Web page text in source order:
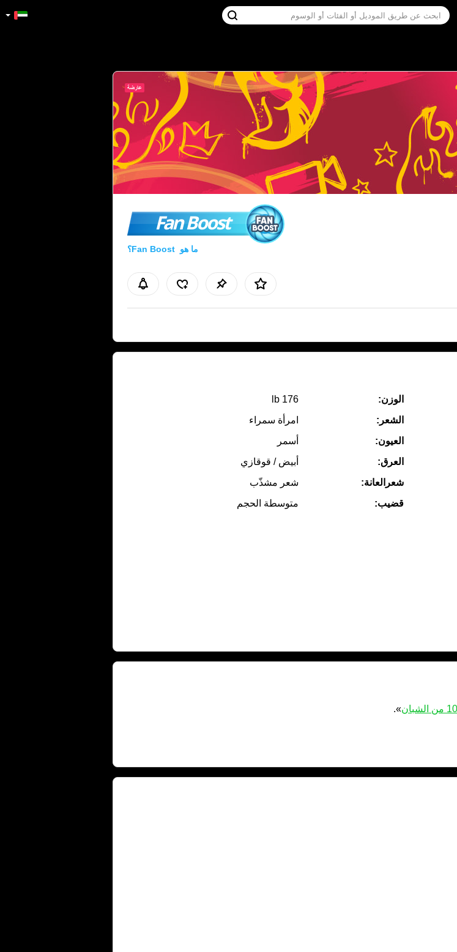
Fan Boost
ما هو Fan Boost؟
الوزن:
176 lb
الشعر:
امرأة سمراء
العيون:
أسمر
العرق:
أبيض / قوقازي
شعرالعانة:
شعر مشذّب
قضيب:
متوسطة الحجم
».